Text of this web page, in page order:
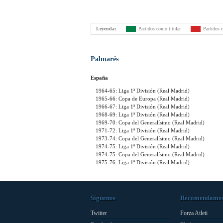
Leyenda: Partidos como titular Partidos
Palmarés
España
1964-65: Liga 1ª División (Real Madrid)
1965-66: Copa de Europa (Real Madrid)
1966-67: Liga 1ª División (Real Madrid)
1968-69: Liga 1ª División (Real Madrid)
1969-70: Copa del Generalísimo (Real Madrid)
1971-72: Liga 1ª División (Real Madrid)
1973-74: Copa del Generalísimo (Real Madrid)
1974-75: Liga 1ª División (Real Madrid)
1974-75: Copa del Generalísimo (Real Madrid)
1975-76: Liga 1ª División (Real Madrid)
Síguenos
Twitter
Forza Atleti